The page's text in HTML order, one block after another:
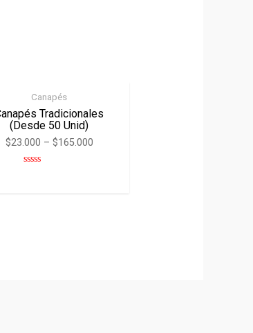
Canapés
Tradicionales
(desde 50 Unid)
$23.000 – $165.000